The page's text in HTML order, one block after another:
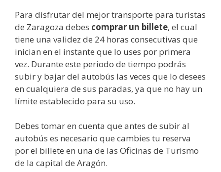
Para disfrutar del mejor transporte para turistas
de Zaragoza debes comprar un billete, el cual
tiene una validez de 24 horas consecutivas que
inician en el instante que lo uses por primera
vez. Durante este periodo de tiempo podrás
subir y bajar del autobús las veces que lo desees
en cualquiera de sus paradas, ya que no hay un
límite establecido para su uso.
Debes tomar en cuenta que antes de subir al
autobús es necesario que cambies tu reserva
por el billete en una de las Oficinas de Turismo
de la capital de Aragón.